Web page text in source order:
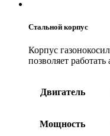
Стальной корпус
Корпус
позволяет
Двигатель
Мощность